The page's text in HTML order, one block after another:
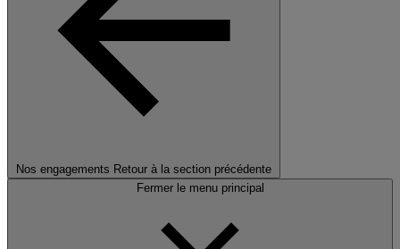
Nos engagements Retour à la section précédente
Fermer le menu principal